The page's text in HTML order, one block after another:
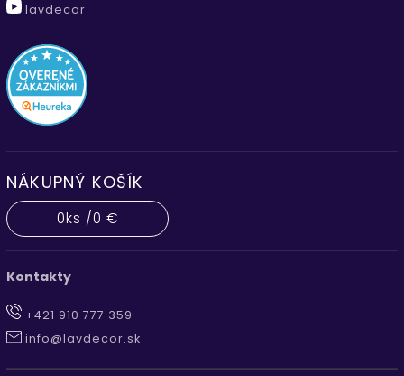
lavdecor
NÁKUPNÝ KOŠÍK
0ks /0 €
Kontakty
+421 910 777 359
info@lavdecor.sk